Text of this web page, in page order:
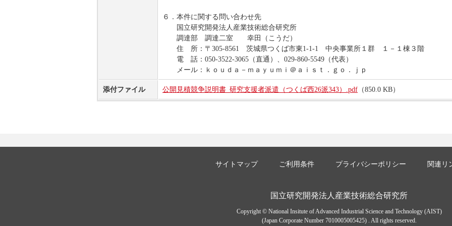
６．本件に関する問い合わせ先
国立研究開発法人産業技術総合研究所
調達部 調達二室 幸田（こうだ）
住 所：〒305-8561 茨城県つくば市東1-1-1 中央事業所１群 １－１棟３階
電 話：050-3522-3065（直通）、029-860-5549（代表）
メール：ｋｏｕｄａ－ｍａｙｕｍｉ＠ａｉｓｔ．ｇｏ．ｊｐ
添付ファイル 公開見積競争説明書_研究支援者派遣（つくば西26派343）.pdf （850.0 KB）
サイトマップ ご利用条件 プライバシーポリシー 関連リ
国立研究開発法人産業技術総合研究所
Copyright © National Insitute of Advanced Industrial Science and Technology (AIST)
(Japan Corporate Number 7010005005425) . All rights reserved.